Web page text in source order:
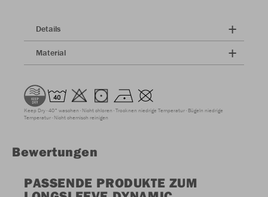
Details
Material
Keep Dry 40° waschen Nicht chloren Trocknen niedrige Temperatur Bügeln niedrige
Temperatur Nicht chemisch reinigen
Bewertungen
PASSENDE PRODUKTE ZUM